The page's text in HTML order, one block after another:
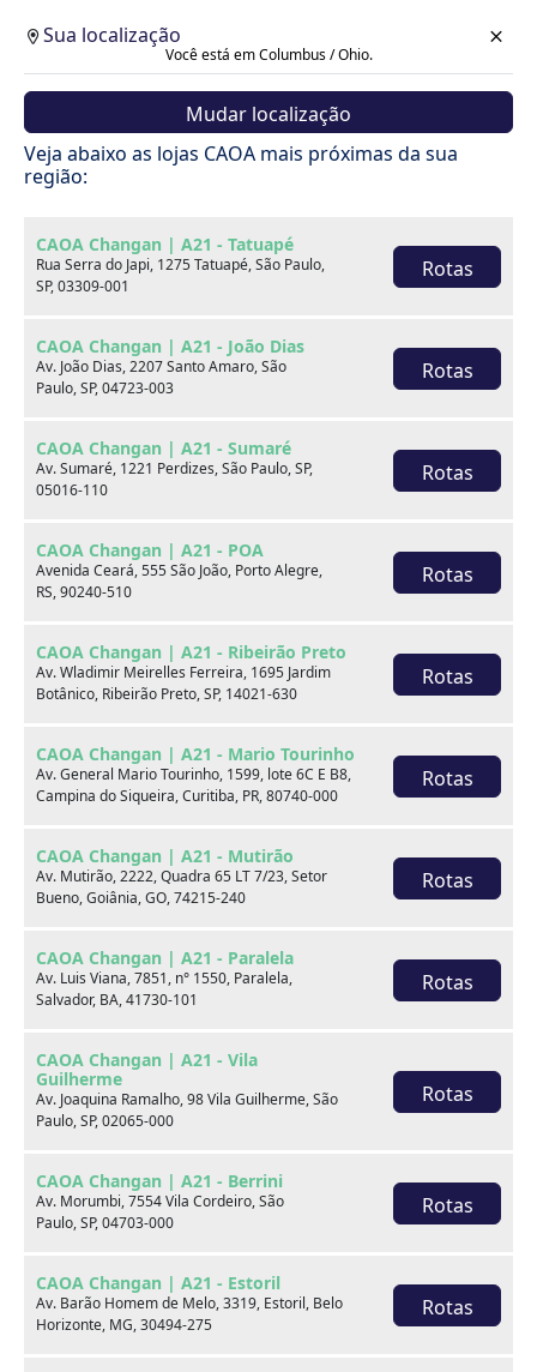
Sua localização
Você está em Columbus / Ohio.
Mudar localização
Veja abaixo as lojas CAOA mais próximas da sua
região:
CAOA Changan | A21 - Tatuapé
Rua Serra do Japi, 1275 Tatuapé, São Paulo,
SP, 03309-001
Rotas
CAOA Changan | A21 - João Dias
Av. João Dias, 2207 Santo Amaro, São
Paulo, SP, 04723-003
Rotas
CAOA Changan | A21 - Sumaré
Av. Sumaré, 1221 Perdizes, São Paulo, SP,
05016-110
Rotas
CAOA Changan | A21 - POA
Avenida Ceará, 555 São João, Porto Alegre,
RS, 90240-510
Rotas
CAOA Changan | A21 - Ribeirão Preto
Av. Wladimir Meirelles Ferreira, 1695 Jardim
Botânico, Ribeirão Preto, SP, 14021-630
Rotas
CAOA Changan | A21 - Mario Tourinho
Av. General Mario Tourinho, 1599, lote 6C E B8,
Campina do Siqueira, Curitiba, PR, 80740-000
Rotas
CAOA Changan | A21 - Mutirão
Av. Mutirão, 2222, Quadra 65 LT 7/23, Setor
Bueno, Goiânia, GO, 74215-240
Rotas
CAOA Changan | A21 - Paralela
Av. Luis Viana, 7851, n° 1550, Paralela,
Salvador, BA, 41730-101
Rotas
CAOA Changan | A21 - Vila
Guilherme
Av. Joaquina Ramalho, 98 Vila Guilherme, São
Paulo, SP, 02065-000
Rotas
CAOA Changan | A21 - Berrini
Av. Morumbi, 7554 Vila Cordeiro, São
Paulo, SP, 04703-000
Rotas
CAOA Changan | A21 - Estoril
Av. Barão Homem de Melo, 3319, Estoril, Belo
Horizonte, MG, 30494-275
Rotas
Cotação
Voltar
Hyundai CRETA
1.0 TGDI FLEX PLATINUM AUTOMÁTICO
Por:R$131.900,00
Ano
23/24
Km
20.863
Câmbio Cor
Branco
Final da placa
E37
Receba contato
WhatsApp